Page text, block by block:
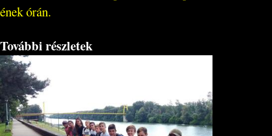
ének órán.
További részletek